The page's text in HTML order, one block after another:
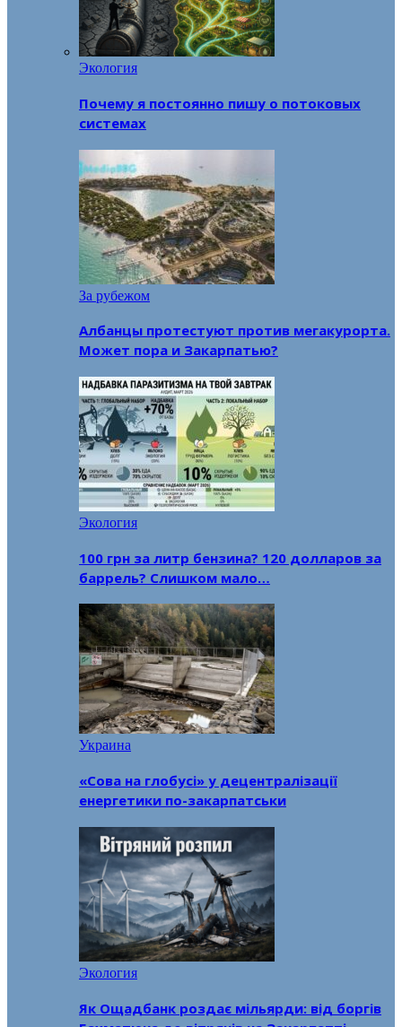
Экология
Почему я постоянно пишу о потоковых
системах
За рубежом
Албанцы протестуют против мегакурорта.
Может пора и Закарпатью?
Экология
100 грн за литр бензина? 120 долларов за
баррель? Слишком мало…
Украина
«Сова на глобусі» у децентралізації
енергетики по-закарпатськи
Экология
Як Ощадбанк роздає мільярди: від боргів